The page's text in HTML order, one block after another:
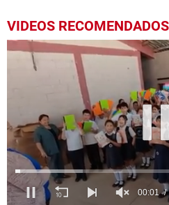
VIDEOS RECOMENDADOS